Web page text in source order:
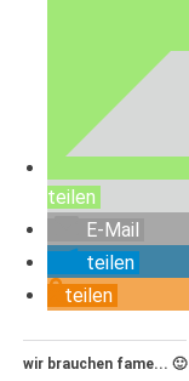
teilen
E-Mail
teilen
teilen
wir brauchen fame... 🙂